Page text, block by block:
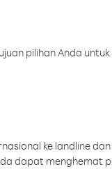
pilihan Anda
ke landline
dapat menghemat